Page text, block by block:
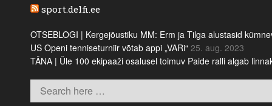
sport.delfi.ee
OTSEBLOGI | Kergejõustiku MM: Erm ja Tilga alustasid
US Openi tenniseturniir võtab appi „VARi“ 25. aug. 2023
TÄNA | Üle 100 ekipaaži osalusel toimuv Paide ralli algab